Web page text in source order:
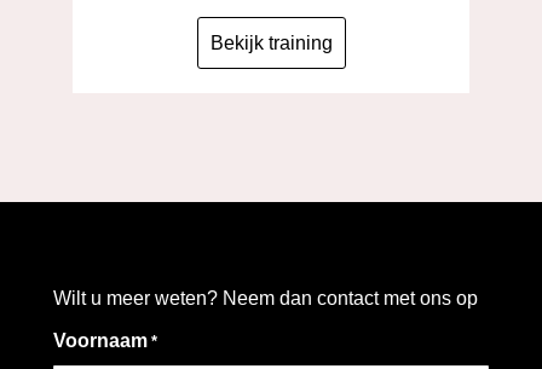
Bekijk training
Wilt u meer weten? Neem dan contact met ons op
Voornaam *